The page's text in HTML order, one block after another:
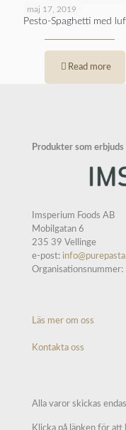
maj 17, 2019
Pesto-Spaghetti med
Read more
Produkter som erbjuds
Imsperium Foods AB
Mobilgatan 6
235 39 Vellinge
e-post:
Läs mer om oss
Kontakta oss
Alla varor skickas
Klicka på länken för att